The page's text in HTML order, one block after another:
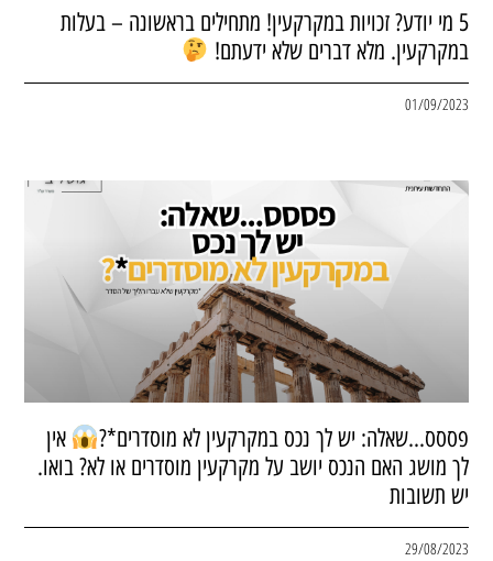
5 מי יודע? זכויות במקרקעין! מתחילים בראשונה – בעלות
במקרקעין. מלא דברים שלא ידעתם!
01/09/2023
פססס…שאלה: יש לך נכס במקרקעין לא מוסדרים*?
אין
לך מושג האם הנכס יושב על מקרקעין מוסדרים או לא? בואו.
יש תשובות
29/08/2023